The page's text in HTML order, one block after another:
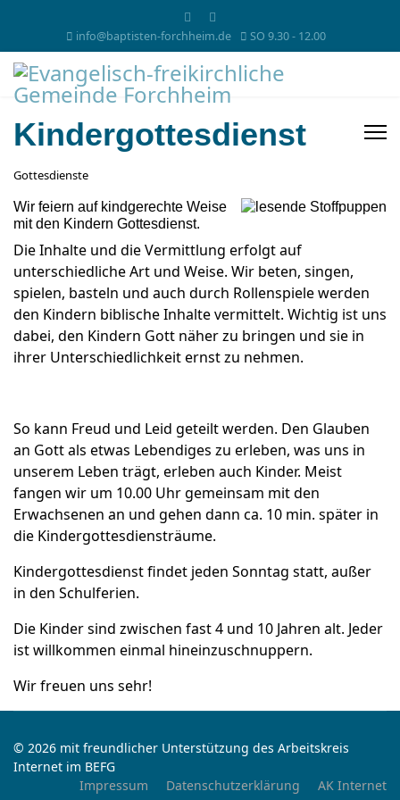
info@baptisten-forchheim.de SO 9.30 - 12.00
Kindergottesdienst
Gottesdienste
Wir feiern auf kindgerechte Weise
mit den Kindern Gottesdienst.
Die Inhalte und die Vermittlung erfolgt auf
unterschiedliche Art und Weise. Wir beten, singen,
spielen, basteln und auch durch Rollenspiele werden
den Kindern biblische Inhalte vermittelt. Wichtig ist uns
dabei, den Kindern Gott näher zu bringen und sie in
ihrer Unterschiedlichkeit ernst zu nehmen.
So kann Freud und Leid geteilt werden. Den Glauben
an Gott als etwas Lebendiges zu erleben, was uns in
unserem Leben trägt, erleben auch Kinder. Meist
fangen wir um 10.00 Uhr gemeinsam mit den
Erwachsenen an und gehen dann ca. 10 min. später in
die Kindergottesdiensträume.
Kindergottesdienst findet jeden Sonntag statt, außer
in den Schulferien.
Die Kinder sind zwischen fast 4 und 10 Jahren alt. Jeder
ist willkommen einmal hineinzuschnuppern.
Wir freuen uns sehr!
© 2026 mit freundlicher Unterstützung des Arbeitskreis
Internet im BEFG
Impressum
Datenschutzerklärung AK Internet